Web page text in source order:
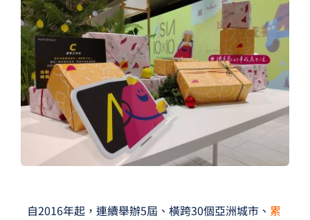
GCU大賽
夢想購物
自2016年起，連續舉辦5屆、橫跨30個亞洲城市、 累